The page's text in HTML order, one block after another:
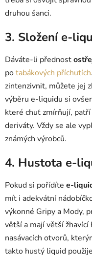
druhou šanci.
3. Složení e-
Dáváte-li přednost
potabákových příchutích
zintenzivnit, můžete jej
výběru e-liquidu si
které chuť zmírňují,
deriváty. Vždy se ale
známých výrobců.
4. Hustota e-
Pokud si pořídíte e-
mít i adekvátní
výkonné Gripy a Mody,
větší a mají větší
nasávacích otvorů,
takto hustý liquid